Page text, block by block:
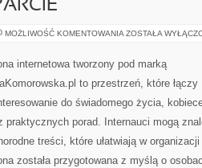
MOŻLIWOŚĆ KOMENTOWANIA SPOŁECZNOŚĆ
ZOSTAŁA
internetowa tworzony pod marką
to przestrzeń, które łączy
do świadomego życia,
praktycznych porad. Internauci mogą
treści, które ułatwiają w organizacji
została przygotowana z myślą o